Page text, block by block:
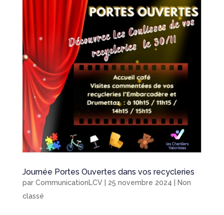
Journée Portes Ouvertes dans vos recycleries
par CommunicationLCV| 25 novembre 2024 | Non
classé